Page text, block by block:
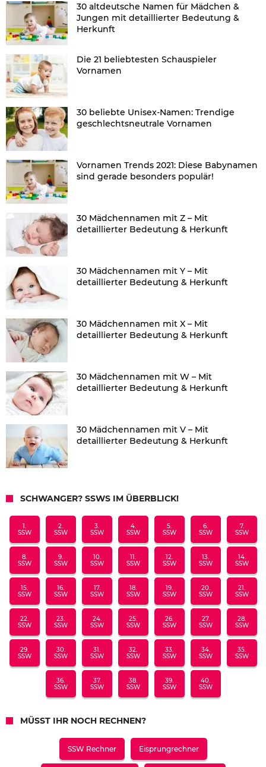
30 altdeutsche Namen für Mädchen &
Jungen mit detaillierter Bedeutung &
Herkunft
Die 21 beliebtesten Schauspieler
Vornamen
30 beliebte Unisex-Namen: Trendige
geschlechtsneutrale Vornamen
Vornamen Trends 2021: Diese Babynamen
sind gerade besonders populär!
30 Mädchennamen mit Z – Mit
detaillierter Bedeutung & Herkunft
30 Mädchennamen mit Y – Mit
detaillierter Bedeutung & Herkunft
30 Mädchennamen mit X – Mit
detaillierter Bedeutung & Herkunft
30 Mädchennamen mit W – Mit
detaillierter Bedeutung & Herkunft
30 Mädchennamen mit V – Mit
detaillierter Bedeutung & Herkunft
SCHWANGER? SSWS IM ÜBERBLICK!
1.
SSW
2.
SSW
3.
SSW
4.
SSW
5.
SSW
6.
SSW
7.
SSW
8.
SSW
9.
SSW
10.
SSW
11.
SSW
12.
SSW
13.
SSW
14.
SSW
15.
SSW
16.
SSW
17.
SSW
18.
SSW
19.
SSW
20.
SSW
21.
SSW
22.
SSW
23.
SSW
24.
SSW
25.
SSW
26.
SSW
27.
SSW
28.
SSW
29.
SSW
30.
SSW
31.
SSW
32.
SSW
33.
SSW
34.
SSW
35.
SSW
36.
SSW
37.
SSW
38.
SSW
39.
SSW
40.
SSW
MÜSST IHR NOCH RECHNEN?
SSW Rechner Eisprungrechner